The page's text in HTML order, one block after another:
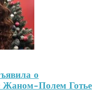
о
Жаном-Полем Готье